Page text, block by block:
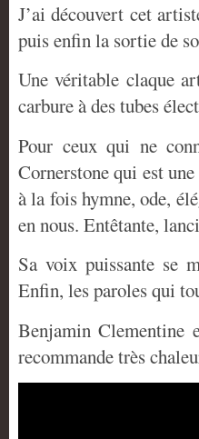
J’ai découvert cet
puis enfin la sortie de
Une véritable claque
carbure à des tubes
Pour ceux qui ne
Cornerstone qui est
à la fois hymne, ode,
en nous. Entêtante,
Sa voix puissante se
Enfin, les paroles qui
Benjamin Clementine
recommande très